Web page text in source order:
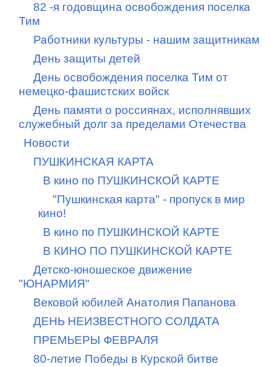
82 -я годовщина освобождения поселка
Тим
Работники культуры - нашим защитникам
День защиты детей
День освобождения поселка Тим от
немецко-фашистских войск
День памяти о россиянах, исполнявших
служебный долг за пределами Отечества
Новости
ПУШКИНСКАЯ КАРТА
В кино по ПУШКИНСКОЙ КАРТЕ
"Пушкинская карта" - пропуск в мир
кино!
В кино по ПУШКИНСКОЙ КАРТЕ
В КИНО ПО ПУШКИНСКОЙ КАРТЕ
Детско-юношеское движение
"ЮНАРМИЯ"
Вековой юбилей Анатолия Папанова
ДЕНЬ НЕИЗВЕСТНОГО СОЛДАТА
ПРЕМЬЕРЫ ФЕВРАЛЯ
80-летие Победы в Курской битве